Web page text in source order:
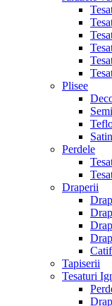
Plisee
Perdele
Draperii
Tapiserii
Tesaturi